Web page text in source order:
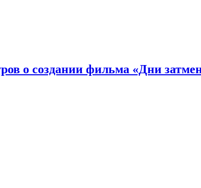
о создании фильма «Дни